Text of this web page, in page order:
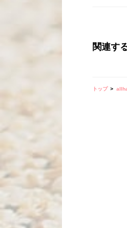
関連す
トップ